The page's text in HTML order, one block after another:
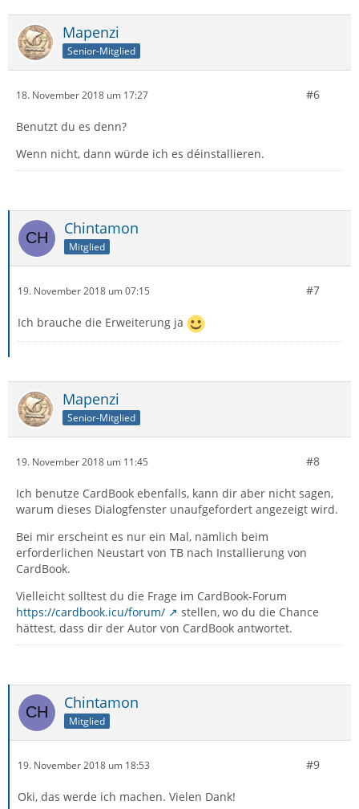
Mapenzi
Senior-Mitglied
18. November 2018 um 17:27 #6
Benutzt du es denn?
Wenn nicht, dann würde ich es déinstallieren.
Chintamon
Mitglied
19. November 2018 um 07:15 #7
Ich brauche die Erweiterung ja
Mapenzi
Senior-Mitglied
19. November 2018 um 11:45 #8
Ich benutze CardBook ebenfalls, kann dir aber nicht sagen,
warum dieses Dialogfenster unaufgefordert angezeigt wird.
Bei mir erscheint es nur ein Mal, nämlich beim
erforderlichen Neustart von TB nach Installierung von
CardBook.
Vielleicht solltest du die Frage im CardBook-Forum
https://cardbook.icu/forum/
stellen, wo du die Chance
hättest, dass dir der Autor von CardBook antwortet.
Chintamon
Mitglied
19. November 2018 um 18:53 #9
Oki, das werde ich machen. Vielen Dank!